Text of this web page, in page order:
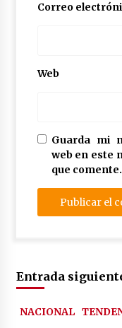
Correo
Web
Guarda mi
web en este
que comente.
Entrada
NACIONAL